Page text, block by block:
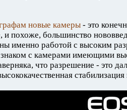
новые камеры - это
и похоже, большинство
именно работой с высоким
знаком с камерами имеющими
что разрешение - это